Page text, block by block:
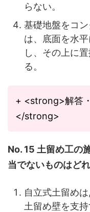
らない。
基礎地盤をコ
は、底面を水
し、その上に
る。
+ <strong>解答
</strong>
No. 15 土留め工の
当でないものはどれ
自立式土留め
土留め壁を支